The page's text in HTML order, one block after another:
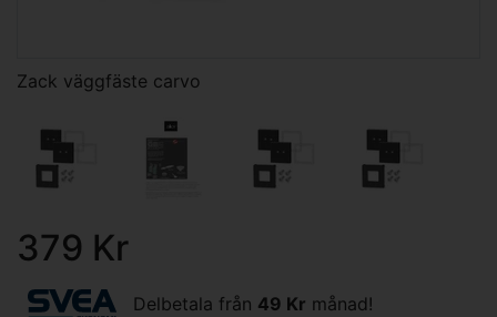
Zack väggfäste carvo
379 Kr
Delbetala från 49 Kr månad!